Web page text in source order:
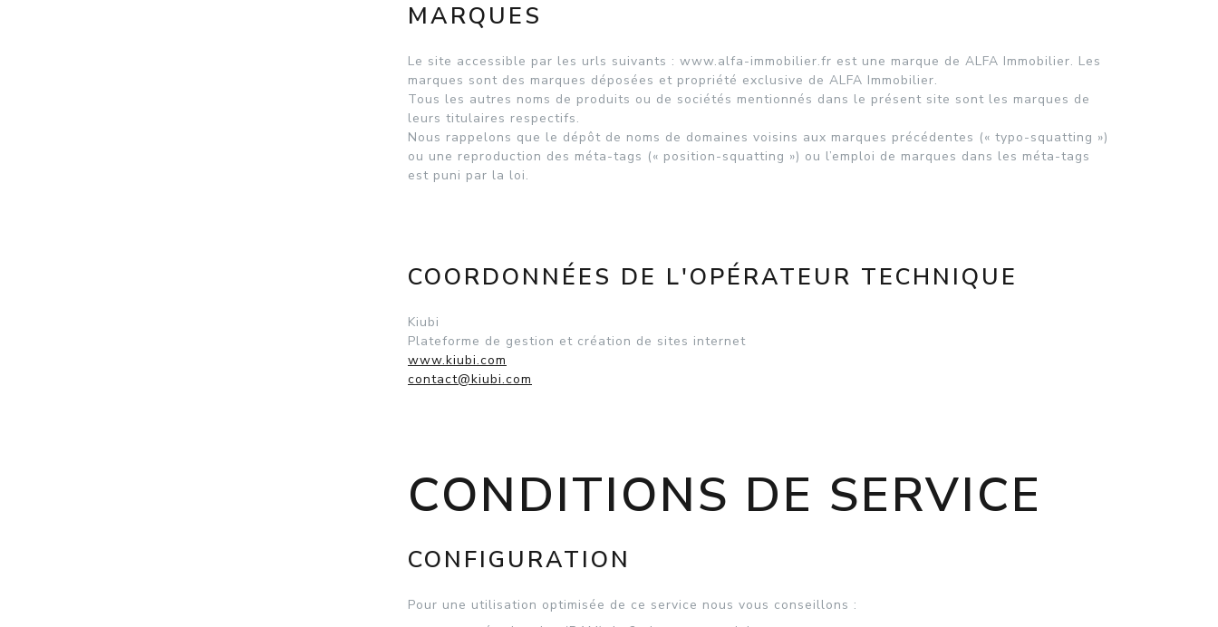
MARQUES
Le site accessible par les urls suivants : www.alfa-immobilier.fr est une marque de ALFA Immobilier. Les
marques sont des marques déposées et propriété exclusive de ALFA Immobilier.
Tous les autres noms de produits ou de sociétés mentionnés dans le présent site sont les marques de
leurs titulaires respectifs.
Nous rappelons que le dépôt de noms de domaines voisins aux marques précédentes (« typo-squatting »)
ou une reproduction des méta-tags (« position-squatting ») ou l’emploi de marques dans les méta-tags
est puni par la loi.
COORDONNÉES DE L'OPÉRATEUR TECHNIQUE
Kiubi
Plateforme de gestion et création de sites internet
www.kiubi.com
contact@kiubi.com
CONDITIONS DE SERVICE
CONFIGURATION
Pour une utilisation optimisée de ce service nous vous conseillons :